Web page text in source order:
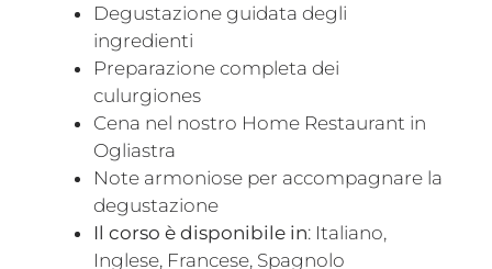
Degustazione guidata degli
ingredienti
Preparazione completa dei
culurgiones
Cena nel nostro Home Restaurant in
Ogliastra
Note armoniose per accompagnare la
degustazione
Il corso è disponibile in: Italiano,
Inglese, Francese, Spagnolo